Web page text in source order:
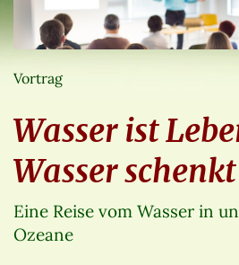
Vortrag
Wasser ist
Wasser
Eine Reise vom Wasser in
Ozeane